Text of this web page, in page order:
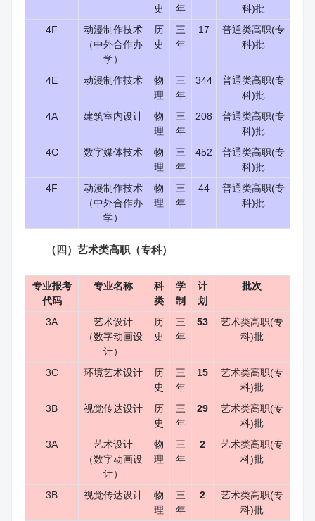
史
年
科)批
4F
动漫制作技术
（中外合作办
学）
历
史
三
年
17
普通类高职(专
科)批
4E 动漫制作技术
物
理
三
年
344
普通类高职(专
科)批
4A
建筑室内设计
物
理
三
年
208
普通类高职(专
科)批
4C
数字媒体技术
物
理
三
年
452
普通类高职(专
科)批
4F
动漫制作技术
（中外合作办
学）
物
理
三
年
44
普通类高职(专
科)批
（四）艺术类高职（专科）
专业报考
代码
专业名称
科
类
学
制
计
划
批次
3A
艺术设计
（数字动画设
计）
历
史
三
年
53
艺术类高职(专
科)批
3C 环境艺术设计
历
史
三
年
15
艺术类高职(专
科)批
3B
视觉传达设计
历
史
三
年
29
艺术类高职(专
科)批
3A
艺术设计
（数字动画设
计）
物
理
三
年
2
艺术类高职(专
科)批
3B 视觉传达设计
物
理
三
年
2
艺术类高职(专
科)批